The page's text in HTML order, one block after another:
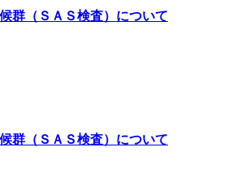
群（ＳＡＳ検査）について
群（ＳＡＳ検査）について